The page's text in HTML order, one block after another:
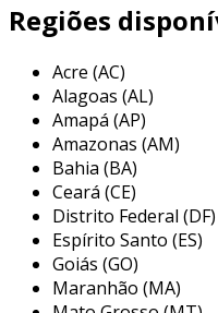
confiança, a fim de contar
produtos, pelo melhor
consultoria pós-venda
solução do começo ao
demanda.
produtos de um
industrial
evidente que, a fim de
remoção de material
produtos fornecidos por
Regiões
Acre (AC)
Alagoas (AL)
Amapá (AP)
Amazonas (AM)
Bahia (BA)
Ceará (CE)
Distrito Federal (DF)
Espírito Santo (ES)
Goiás (GO)
Maranhão (MA)